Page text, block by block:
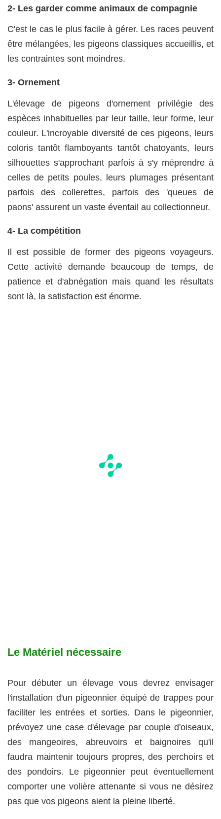
2- Les garder comme animaux de compagnie
C'est le cas le plus facile à gérer. Les races peuvent
être mélangées, les pigeons classiques accueillis, et
les contraintes sont moindres.
3- Ornement
L'élevage de pigeons d'ornement privilégie des
espèces inhabituelles par leur taille, leur forme, leur
couleur. L'incroyable diversité de ces pigeons, leurs
coloris tantôt flamboyants tantôt chatoyants, leurs
silhouettes s'approchant parfois à s'y méprendre à
celles de petits poules, leurs plumages présentant
parfois des collerettes, parfois des 'queues de
paons' assurent un vaste éventail au collectionneur.
4- La compétition
Il est possible de former des pigeons voyageurs.
Cette activité demande beaucoup de temps, de
patience et d'abnégation mais quand les résultats
sont là, la satisfaction est énorme.
Le Matériel nécessaire
Pour débuter un élevage vous devrez envisager
l'installation d'un pigeonnier équipé de trappes pour
faciliter les entrées et sorties. Dans le pigeonnier,
prévoyez une case d'élevage par couple d'oiseaux,
des mangeoires, abreuvoirs et baignoires qu'il
faudra maintenir toujours propres, des perchoirs et
des pondoirs. Le pigeonnier peut éventuellement
comporter une volière attenante si vous ne désirez
pas que vos pigeons aient la pleine liberté.